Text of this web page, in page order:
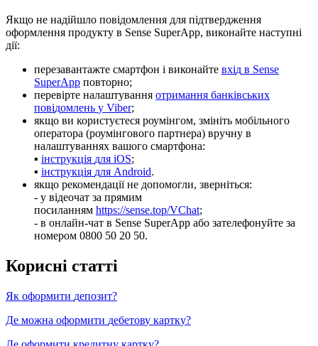
Якщо не надійшло повідомлення для підтвердження
оформлення продукту в Sense SuperApp, виконайте наступні
дії:
перезавантажте смартфон і виконайте вхід в Sense
SuperApp повторно;
перевірте налаштування отримання банківських
повідомлень у Viber;
якщо ви користуєтеся роумінгом, змініть мобільного
оператора (роумінгового партнера) вручну в
налаштуваннях вашого смартфона:
▪ інструкція для iOS;
▪ інструкція для Android.
якщо рекомендації не допомогли, зверніться:
- у відеочат за прямим
посиланням https://sense.top/VChat;
- в онлайн-чат в Sense SuperApp або зателефонуйте за
номером 0800 50 20 50.
Корисні статті
Як оформити депозит?
Де можна оформити дебетову картку?